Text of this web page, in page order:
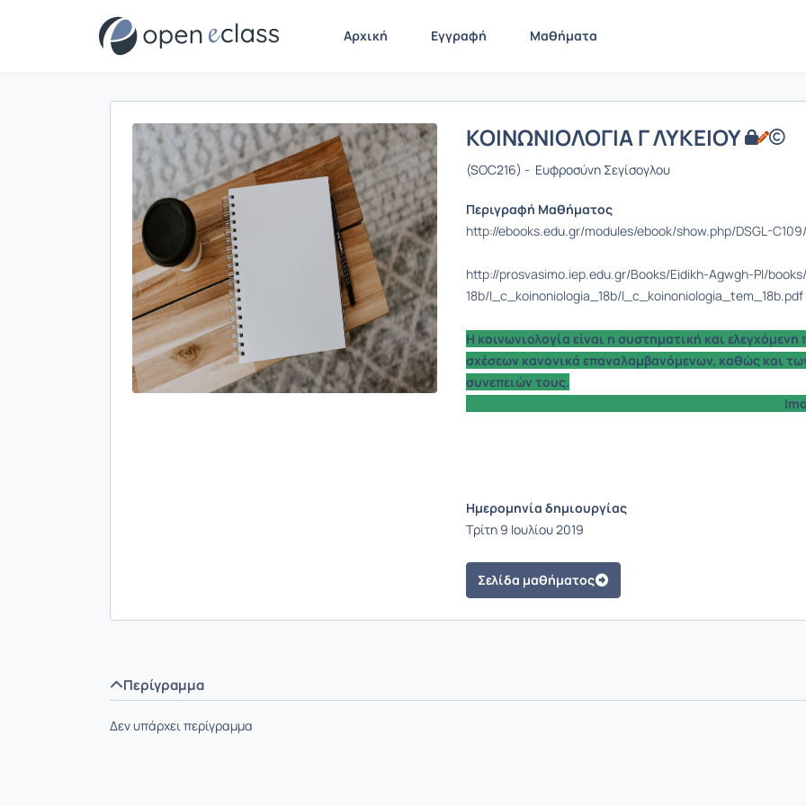
Αρχική Εγγραφή Μαθήματα
Παρουσίαση/Προβολή
ΚΟΙΝΩΝΙΟΛΟΓΙΑ Γ ΛΥΚΕΙΟΥ
(SOC216) - Ευφροσύνη Σεγίσογλου
Περιγραφή Μαθήματος
http://ebooks.edu.gr/modules/ebook/show.php/DSGL-
http://prosvasimo.iep.edu.gr/Books/Eidikh-Agwgh-PI/
18b/l_c_koinoniologia_18b/l_c_koinoniologia_tem_18b.pdf
Η κοινωνιολογία είναι η συστηματική και
σχέσεων κανονικά επαναλαμβανόμενων, καθώς και
συνεπειών τους.
Imogen
Ημερομηνία δημιουργίας
Τρίτη 9 Ιουλίου 2019
Σελίδα μαθήματος
Περίγραμμα
Δεν υπάρχει περίγραμμα